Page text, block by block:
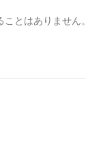
とはありません。